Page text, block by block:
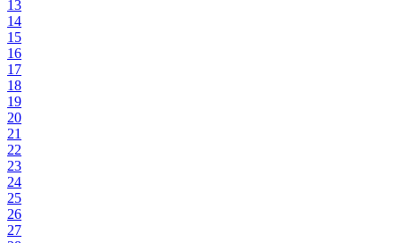
13
14
15
16
17
18
19
20
21
22
23
24
25
26
27